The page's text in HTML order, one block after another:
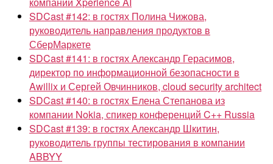
SDCast #142: в гостях Полина Чижова,
руководитель направления продуктов в
СберМаркете
SDCast #141: в гостях Александр Герасимов,
директор по информационной безопасности в
Awillix и Сергей Овчинников, cloud security architect
SDCast #140: в гостях Елена Степанова из
компании Nokia, спикер конференций C++ Russia
SDCast #139: в гостях Александр Шкитин,
руководитель группы тестирования в компании
ABBYY